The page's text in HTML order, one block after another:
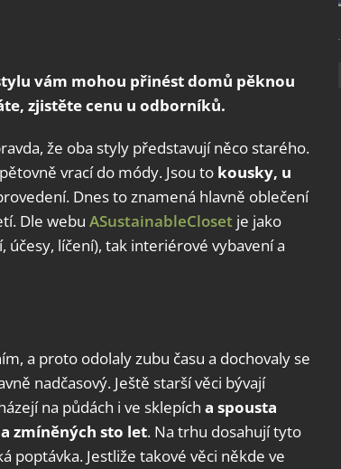
vám mohou přinést domů pěknou
zjistěte cenu u odborníků.
že oba styly představují něco starého.
vrací do módy. Jsou to kousky, u
Dnes to znamená hlavně oblečení
Dle webu ASustainableCloset je jako
účesy, líčení), tak interiérové vybavení a
a proto odolaly zubu času a dochovaly se
nadčasový. Ještě starší věci bývají
na půdách i ve sklepích a spousta
zmíněných sto let. Na trhu dosahují tyto
poptávka. Jestliže takové věci někde ve